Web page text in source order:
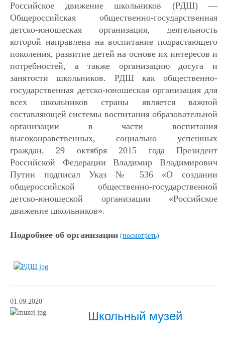
Российское движение школьников (РДШ) —
Общероссийская общественно-государственная
детско-юношеская организация, деятельность
которой направлена на воспитание подрастающего
поколения, развитие детей на основе их интересов и
потребностей, а также организацию досуга и
занятости школьников. РДШ как общественно-
государственная детско-юношеская организация для
всех школьников страны является важной
составляющей системы воспитания образовательной
организации в части воспитания
высоконравственных, социально успешных
граждан. 29 октября 2015 года Президент
Российской Федерации Владимир Владимирович
Путин подписал Указ № 536 «О создании
общероссийской общественно-государственной
детско-юношеской организации «Российское
движение школьников».
Подробнее об организации (посмотреть)
01.09.2020
Школьный музей